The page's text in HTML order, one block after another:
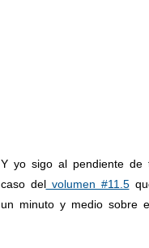
Y yo sigo al pendiente de
caso delvolumen #11.5
un minuto y medio sobre